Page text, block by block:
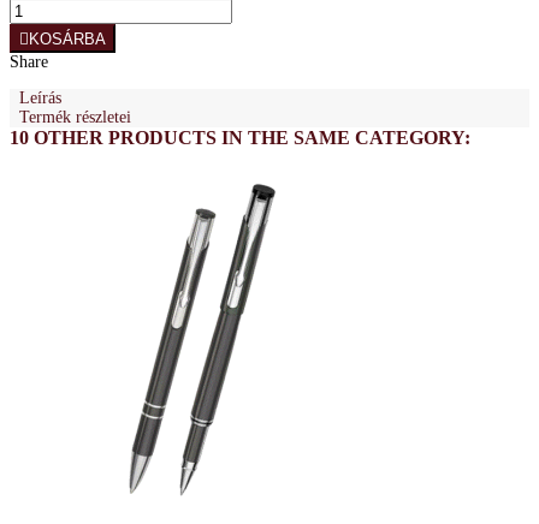
KOSÁRBA
Share
Leírás
Termék részletei
10 OTHER PRODUCTS IN THE SAME CATEGORY: